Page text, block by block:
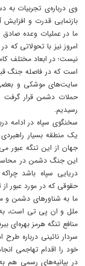
وی درباره‌ی تجربیات به
بازنمایی قدرت و
امروز نیز با تحولاتی
نیست؛ در ابعاد مختلف
است که در فاصله جنگ
سایت‌های موشکی و بعضی
حملات دشمن قرار گرفت
رسیدیم.
سخنگوی سپاه در ادامه
جهان از این تنگه عبور
این جنگ دشمن در
دریایی سپاه باشد
حقوقی که در مورد عبور از
ما به شناورهای دشمن و
ملل و ان پی تی است، به
منافع تنگه هرمز بهره‌ای
سردار نائینی درباره
خود را اقدام تهاجمی
در بیانیه‌های رسمی هم